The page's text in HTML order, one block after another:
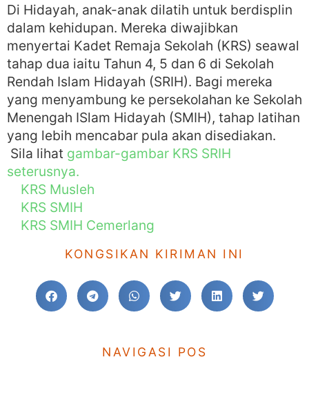
Di Hidayah, anak-anak dilatih untuk berdisplin
dalam kehidupan. Mereka diwajibkan
menyertai Kadet Remaja Sekolah (KRS) seawal
tahap dua iaitu Tahun 4, 5 dan 6 di Sekolah
Rendah Islam Hidayah (SRIH). Bagi mereka
yang menyambung ke persekolahan ke Sekolah
Menengah ISlam Hidayah (SMIH), tahap latihan
yang lebih mencabar pula akan disediakan.
Sila lihat gambar-gambar KRS SRIH
seterusnya.
KRS Musleh
KRS SMIH
KRS SMIH Cemerlang
KONGSIKAN KIRIMAN INI
NAVIGASI POS